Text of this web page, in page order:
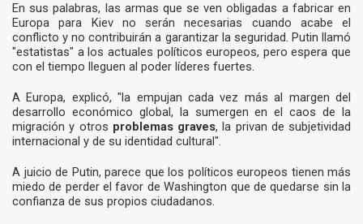
En sus palabras, las armas que se ven obligadas a fabricar en
Europa para Kiev no serán necesarias cuando acabe el
conflicto y no contribuirán a garantizar la seguridad. Putin llamó
"estatistas" a los actuales políticos europeos, pero espera que
con el tiempo lleguen al poder líderes fuertes.
A Europa, explicó, "la empujan cada vez más al margen del
desarrollo económico global, la sumergen en el caos de la
migración y otros problemas graves, la privan de subjetividad
internacional y de su identidad cultural".
A juicio de Putin, parece que los políticos europeos tienen más
miedo de perder el favor de Washington que de quedarse sin la
confianza de sus propios ciudadanos.